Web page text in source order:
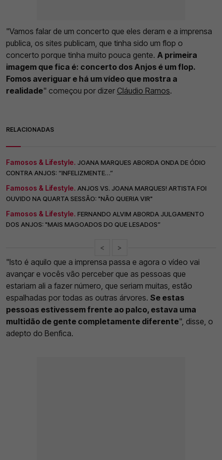
"Vamos falar de um concerto que eles deram e a imprensa
publica, os sites publicam, que tinha sido um flop o
concerto porque tinha muito pouca gente. A primeira
imagem que fica é: concerto dos Anjos é um flop.
Fomos averiguar e há um vídeo que mostra a
realidade" começou por dizer Cláudio Ramos.
RELACIONADAS
Famosos & Lifestyle. JOANA MARQUES ABORDA ONDA DE ÓDIO
CONTRA ANJOS: “INFELIZMENTE…”
Famosos & Lifestyle. ANJOS VS. JOANA MARQUES! ARTISTA FOI
OUVIDO NA QUARTA SESSÃO: "NÃO QUERIA VIR"
Famosos & Lifestyle. FERNANDO ALVIM ABORDA JULGAMENTO
DOS ANJOS: "MAIS MAGOADOS DO QUE LESADOS”
< >
"Isto é aquilo que a imprensa passa e agora o vídeo vai
avançar e vocês vão perceber que as pessoas que
estariam ali a fazer número, que seriam muitas, estão
espalhadas por todas as outras árvores. Se estas
pessoas estivessem frente ao palco, estava uma
multidão de gente completamente diferente", disse, o
adepto do Benfica.